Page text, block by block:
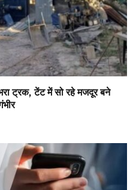
ट्रक, टेंट में सो रहे मजदूर बने